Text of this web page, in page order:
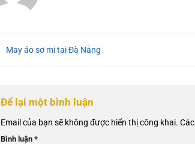
May áo sơ mi tại Đà Nẵng
Để lại một bình luận
Email của bạn sẽ không được hiển thị công khai.
Bình luận *